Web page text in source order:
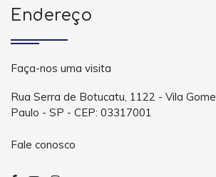
Endereço
Faça-nos uma visita
Rua Serra de Botucatu, 1122 - Vila
Paulo - SP - CEP: 03317001
Fale conosco